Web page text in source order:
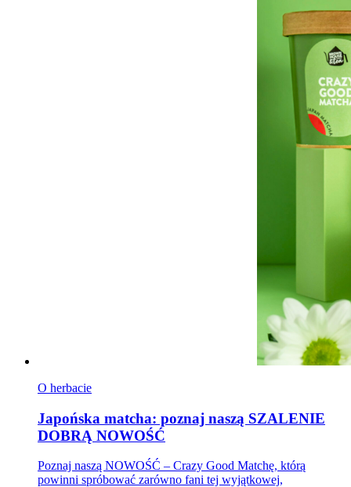
O herbacie
Japońska matcha: poznaj naszą SZALENIE
DOBRĄ NOWOŚĆ
Poznaj naszą NOWOŚĆ – Crazy Good Matchę, którą
powinni spróbować zarówno fani tej wyjątkowej,